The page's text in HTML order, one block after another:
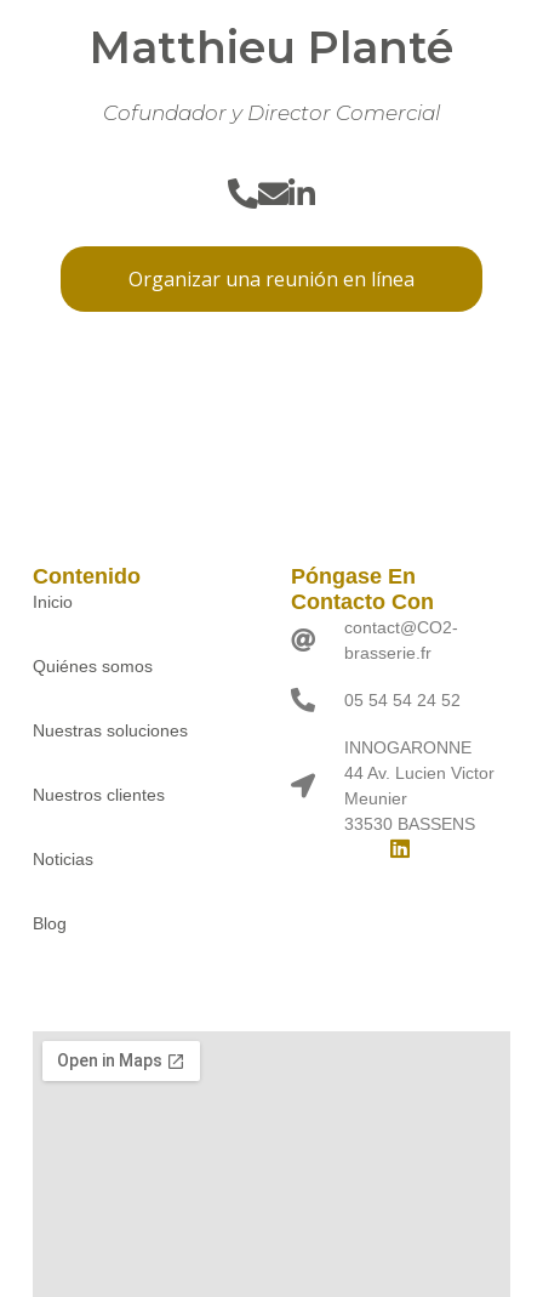
Matthieu Planté
Cofundador y Director Comercial
Organizar una reunión en línea
Contenido
Inicio
Quiénes somos
Nuestras soluciones
Nuestros clientes
Noticias
Blog
Póngase En
Contacto Con
contact@CO2-
brasserie.fr
05 54 54 24 52
INNOGARONNE
44 Av. Lucien Victor
Meunier
33530 BASSENS